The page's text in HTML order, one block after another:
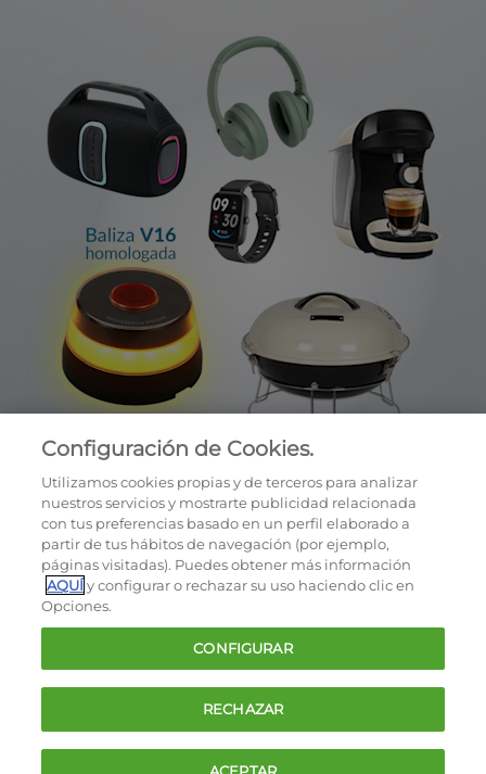
Cookies
Política de privacidad
Términos y condiciones de la oferta
Contacto
FAQ
Configuración de Cookies.
Utilizamos cookies propias y de terceros para analizar
nuestros servicios y mostrarte publicidad relacionada
con tus preferencias basado en un perfil elaborado a
partir de tus hábitos de navegación (por ejemplo,
páginas visitadas). Puedes obtener más información
AQUÍy configurar o rechazar su uso haciendo clic en
Opciones.
CONFIGURAR
RECHAZAR